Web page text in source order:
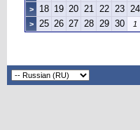
> 18 19 20 21 22 23 24
> 25 26 27 28 29 30 1